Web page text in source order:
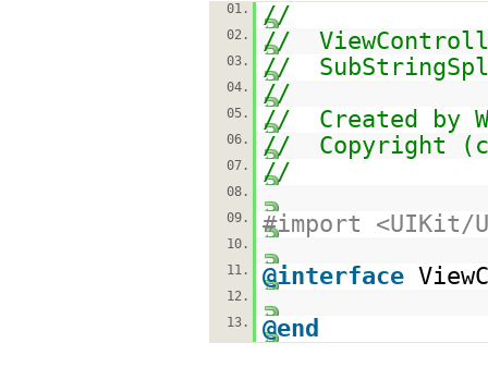
01. //
02. //
03. //
04. //
05. // Created by
06. // Copyright
07. //
08.
09.
#import <UIKit/
10.
11.
@interface
12.
13.
@end